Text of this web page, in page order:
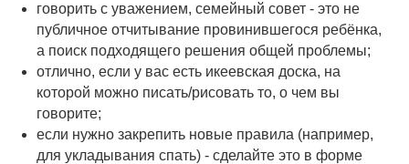
говорить с уважением, семейный совет - это не
публичное отчитывание провинившегося ребёнка,
а поиск подходящего решения общей проблемы;
отлично, если у вас есть икеевская доска, на
которой можно писать/рисовать то, о чем вы
говорите;
если нужно закрепить новые правила (например,
для укладывания спать) - сделайте это в форме